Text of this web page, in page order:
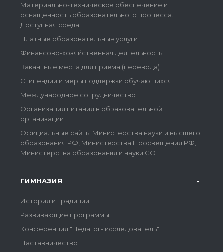
Материально-техническое обеспечение и
оснащенность образовательного процесса.
Доступная среда
Платные образовательные услуги
Финансово-хозяйственная деятельность
Вакантные места для приема (перевода)
Стипендии и меры поддержки обучающихся
Международное сотрудничество
Организация питания в образовательной
организации
Официальные сайты Министерства науки и высшего
образования РФ, Министерства Просвещения РФ,
Министерства образования и науки СО
ГИМНАЗИЯ
История и традиции
Развивающие программы
Конференция "Педагог- исследователь"
Наставничество